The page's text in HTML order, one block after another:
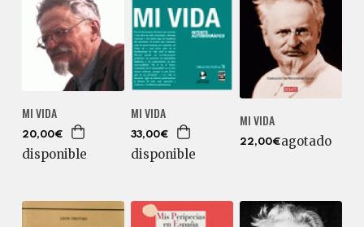
MI VIDA
20,00€
disponible
MI VIDA
33,00€
disponible
MI VIDA
22,00€agotado